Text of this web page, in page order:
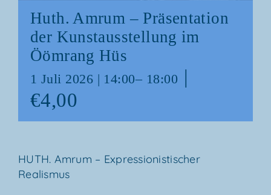
Huth. Amrum – Prä­sen­ta­ti­on
der Kunst­aus­stel­lung im
Ööm­rang Hüs
1 Juli 2026 | 14:00– 18:00 |
€4,00
HUTH. Amrum – Expres­sio­nis­ti­scher
Realismus